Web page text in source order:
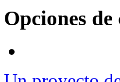
Opciones